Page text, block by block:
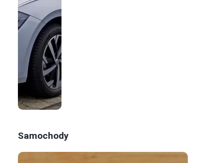
Samochody